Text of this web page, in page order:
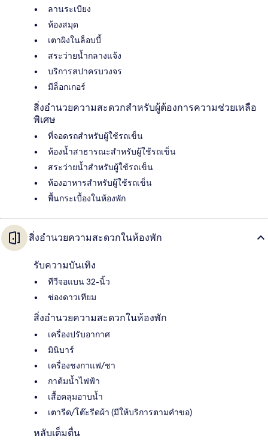
ลานระเบียง
ห้องสมุด
เตาผิงในล็อบบี้
สระว่ายน้ำกลางแจ้ง
บริการสปาครบวงจร
มีล็อกเกอร์
สิ่งอำนวยความสะดวกสำหรับผู้ต้องการความช่วยเหลือ
พิเศษ
ที่จอดรถสำหรับผู้ใช้รถเข็น
ห้องน้ำสาธารณะสำหรับผู้ใช้รถเข็น
สระว่ายน้ำสำหรับผู้ใช้รถเข็น
ห้องอาหารสำหรับผู้ใช้รถเข็น
พื้นกระเบื้องในห้องพัก
สิ่งอำนวยความสะดวกในห้องพัก
รับความบันเทิง
ทีวีจอแบน 32-นิ้ว
ช่องดาวเทียม
สิ่งอำนวยความสะดวกในห้องพัก
เครื่องปรับอากาศ
มินิบาร์
เครื่องชงกาแฟ/ชา
กาต้มน้ำไฟฟ้า
เสื้อคลุมอาบน้ำ
เตารีด/โต๊ะรีดผ้า (มีให้บริการตามคำขอ)
หลับเต็มตื่น